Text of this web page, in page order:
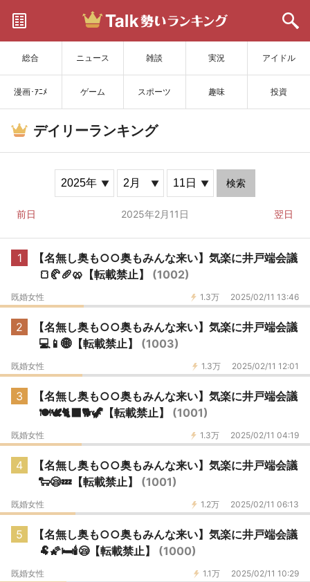
総合 ニュース 雑談 実況 アイドル
漫画･ｱﾆﾒ ゲーム スポーツ 趣味 投資
サイトを更新
デイリーランキング
検索
前日 2025年2月11日 翌日
1
【名無し奥も○○奥もみんな来い】気楽に井戸端会議
🍞🥐🥖🥨【転載禁止】 (1002)
1.3万 2025/02/11 13:46
既婚女性
2
【名無し奥も○○奥もみんな来い】気楽に井戸端会議
💻📱🌐【転載禁止】 (1003)
1.3万 2025/02/11 12:01
既婚女性
3
【名無し奥も○○奥もみんな来い】気楽に井戸端会議
🍽️🕊️🐈‍⬛🐕️🦖【転載禁止】 (1001)
1.3万 2025/02/11 04:19
既婚女性
4
【名無し奥も○○奥もみんな来い】気楽に井戸端会議
🐑😪💤【転載禁止】 (1001)
1.2万 2025/02/11 06:13
既婚女性
5
【名無し奥も○○奥もみんな来い】気楽に井戸端会議
🐏🌠🛏️🕯️😪【転載禁止】 (1000)
1.1万 2025/02/11 10:29
既婚女性